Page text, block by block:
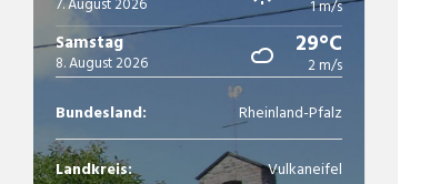
7. August 2026 1 m/s
Samstag
8. August 2026
29°C
2 m/s
Bundesland: Rheinland-Pfalz
Landkreis: Vulkaneifel